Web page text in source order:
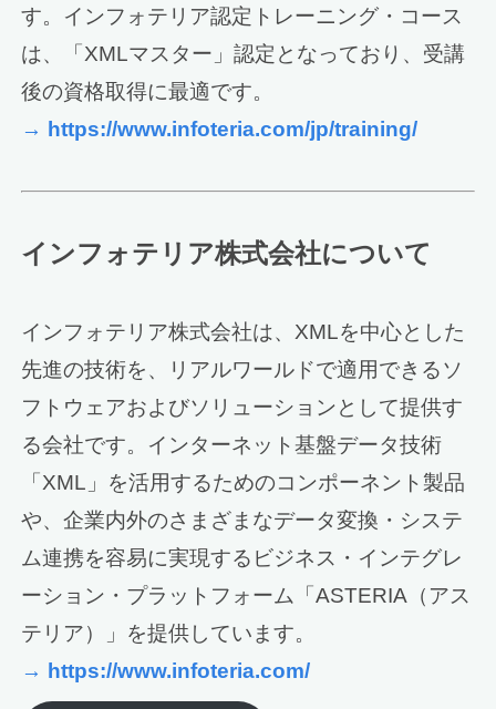
す。インフォテリア認定トレーニング・コース
は、「XMLマスター」認定となっており、受講
後の資格取得に最適です。
→ https://www.infoteria.com/jp/training/
インフォテリア株式会社について
インフォテリア株式会社は、XMLを中心とした
先進の技術を、リアルワールドで適用できるソ
フトウェアおよびソリューションとして提供す
る会社です。インターネット基盤データ技術
「XML」を活用するためのコンポーネント製品
や、企業内外のさまざまなデータ変換・システ
ム連携を容易に実現するビジネス・インテグレ
ーション・プラットフォーム「ASTERIA（アス
テリア）」を提供しています。
→ https://www.infoteria.com/